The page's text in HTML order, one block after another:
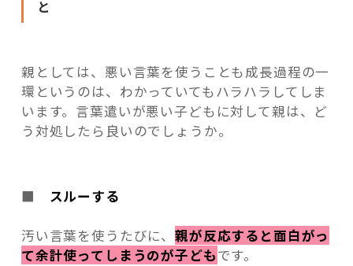
と
親としては、悪い言葉を使うことも成長過程の一
環というのは、わかっていてもハラハラしてしま
います。 言葉遣いが悪い子どもに対して親は、ど
う対処したら良いのでしょうか。
■ スルーする
汚い言葉を使うたびに、親が反応すると面白がっ
て余計使ってしまうのが子どもです。